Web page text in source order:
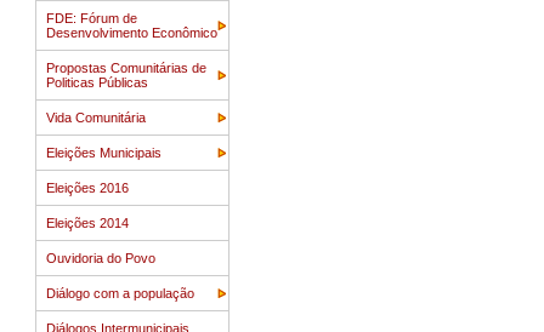
FDE: Fórum de
Desenvolvimento Econômico
Propostas Comunitárias de
Politicas Públicas
Vida Comunitária
Eleições Municipais
Eleições 2016
Eleições 2014
Ouvidoria do Povo
Diálogo com a população
Diálogos Intermunicipais